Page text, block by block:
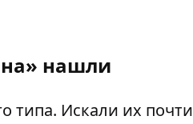
нашли
типа. Искали их почти